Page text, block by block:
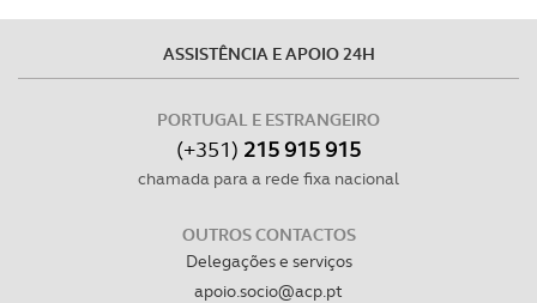
ASSISTÊNCIA E APOIO 24H
PORTUGAL E ESTRANGEIRO
(+351) 215 915 915
chamada para a rede fixa nacional
OUTROS CONTACTOS
Delegações e serviços
apoio.socio@acp.pt